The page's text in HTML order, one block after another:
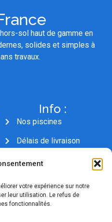
votre expérience sur notre
leur utilisation. Le refus de
fonctionnalités.
sol haut de gamme en
solides et simples à
travaux.
Info :
Nos piscines
Délais de livraison